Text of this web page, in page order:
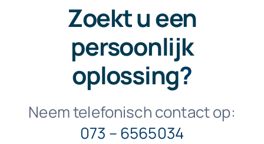
Zoekt u een
persoonlijk
oplossing?
Neem telefonisch contact op:
073 – 6565034